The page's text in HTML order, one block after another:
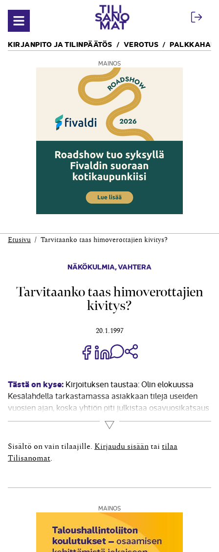
Avaa valikko
KIRJANPITO JA TILINPÄÄTÖS VEROTUS
MAINOS
Etusivu Tarvitaanko taas himoverottajien kivitys?
NÄKÖKULMIA,VAHTERA
Tarvitaanko taas himoverottajien
kivitys?
20.1.1997
Jaa Share on Facebook
Jaa Share on LinkedIn
Jaa WhatsApp-viestinä
Tästä on kyse: Kirjoituksen taustaa: Olin elokuussa
Kesälahdella tarkastamassa asiakkaan tilejä useiden
vuosien ajan, koska yhtiön piti julkistaa osavuosikatsaus
elokuun lopulla. Yövyin Kiteen eläinpuiston asunnoissa ja
tein lenkkejä metsiin. Eräänä iltana löysin niemen
kärjestä kivikasan, joka oli selvästi ihmisten käden jälkiä.
Minua alkoi...
Lue lisää
Sisältö on vain tilaajille. Kirjaudu sisään tai tilaa
Tilisanomat
MAINOS